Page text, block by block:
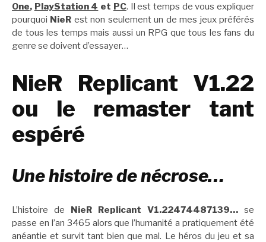
One, PlayStation 4 et PC. Il est temps de vous expliquer
pourquoi NieR est non seulement un de mes jeux préférés
de tous les temps mais aussi un RPG que tous les fans du
genre se doivent d’essayer…
NieR Replicant V1.22
ou le remaster tant
espéré
Une histoire de nécrose…
L’histoire de NieR Replicant V1.22474487139… se
passe en l’an 3465 alors que l’humanité a pratiquement été
anéantie et survit tant bien que mal. Le héros du jeu et sa